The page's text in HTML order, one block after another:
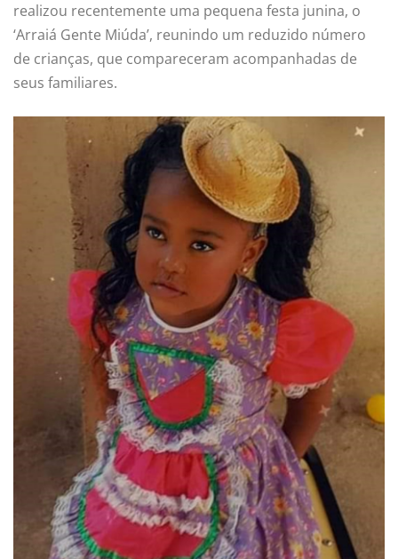
realizou recentemente uma pequena festa junina, o
‘Arraiá Gente Miúda’, reunindo um reduzido número
de crianças, que compareceram acompanhadas de
seus familiares.